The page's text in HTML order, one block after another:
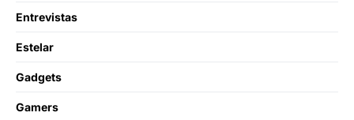
Entrevistas
Estelar
Gadgets
Gamers